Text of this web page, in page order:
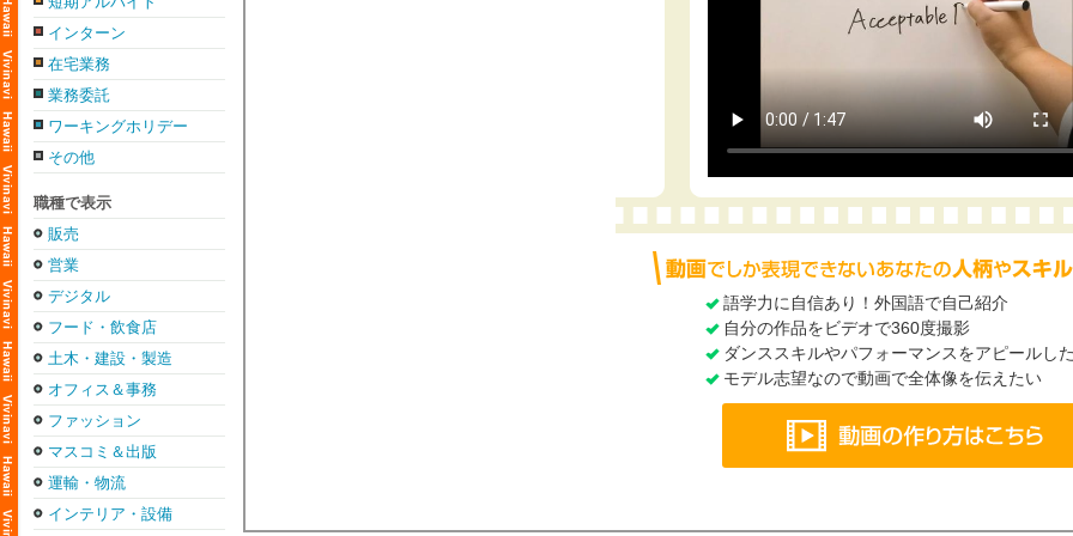
インターン
在宅業務
業務委託
ワーキングホリデー
その他
職種で表示
販売
営業
デジタル
フード・飲食店
土木・建設・製造
オフィス＆事務
ファッション
マスコミ＆出版
運輸・物流
インテリア・設備
語学力に自信あり！外国語で自己紹介
自分の作品をビデオで360度撮影
ダンススキルやパフォーマンスをアピールし
モデル志望なので動画で全体像を伝えたい